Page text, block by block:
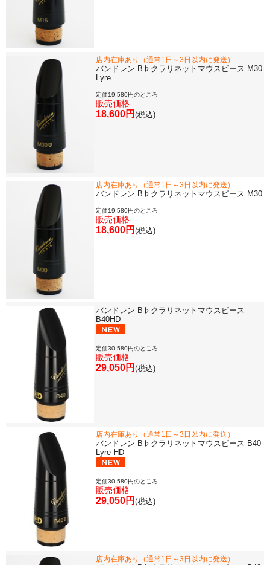
店内在庫あり（通常1日～3日以内に発送）
バンドレン B♭クラリネットマウスピース M30
Lyre
定価19,580円のところ
販売価格
18,600円 (税込)
店内在庫あり（通常1日～3日以内に発送）
バンドレン B♭クラリネットマウスピース M30
定価19,580円のところ
販売価格
18,600円 (税込)
バンドレン B♭クラリネットマウスピース
B40HD
定価30,580円のところ
販売価格
29,050円 (税込)
店内在庫あり（通常1日～3日以内に発送）
バンドレン B♭クラリネットマウスピース B40
Lyre HD
定価30,580円のところ
販売価格
29,050円 (税込)
店内在庫あり（通常1日～3日以内に発送）